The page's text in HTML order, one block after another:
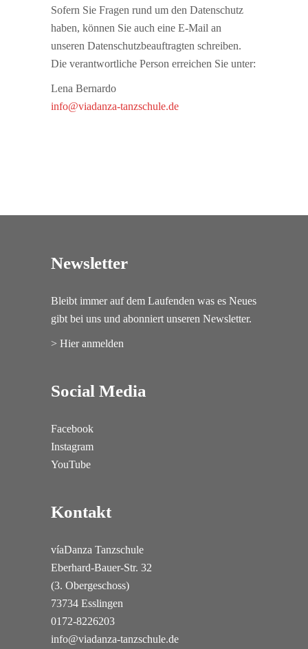
Sofern Sie Fragen rund um den Datenschutz
haben, können Sie auch eine E-Mail an
unseren Datenschutzbeauftragten schreiben.
Die verantwortliche Person erreichen Sie unter:
Lena Bernardo
info@viadanza-tanzschule.de
Newsletter
Bleibt immer auf dem Laufenden was es Neues
gibt bei uns und abonniert unseren Newsletter.
> Hier anmelden
Social Media
Facebook
Instagram
YouTube
Kontakt
víaDanza Tanzschule
Eberhard-Bauer-Str. 32
(3. Obergeschoss)
73734 Esslingen
0172-8226203
info@viadanza-tanzschule.de